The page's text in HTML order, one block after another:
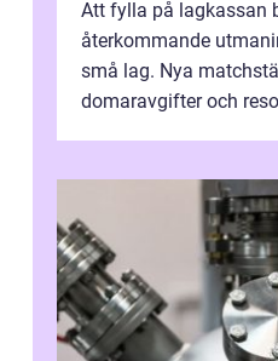
Att fylla på lagkassan
återkommande
små lag. Nya
domaravgifter och